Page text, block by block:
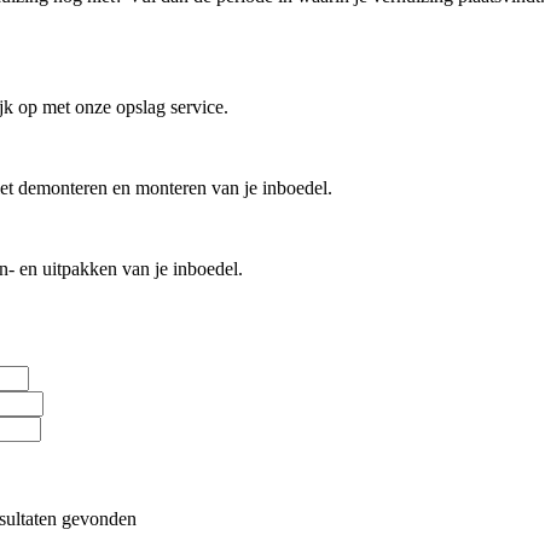
op met onze opslag service.
demonteren en monteren van je inboedel.
en uitpakken van je inboedel.
gevonden